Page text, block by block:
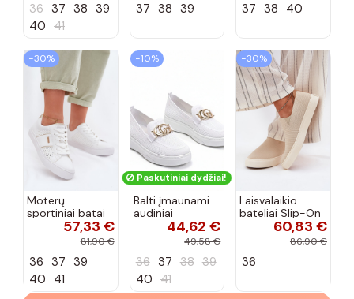
36 37 38 39
40 41
37 38 39 37 38 40
−30%
Moterų
sportiniai batai
su ažūro
elementais Big
baltos spalvos
57,33 €
81,90 €
36 37 39
40 41
−10%
Paskutiniai dydžiai!
Balti įmaunami
audiniai
sportbačiai su
44,62 €
49,58 €
36 37 38 39
40 41
−30%
Laisvalaikio
bateliai Slip-On
Big Star
RR274721 smėlio
60,83 €
86,90 €
36